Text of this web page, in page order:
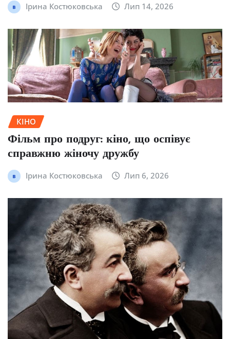
Ірина Костюковська Лип 14, 2026
КІНО
Фільм про подруг: кіно, що оспівує
справжню жіночу дружбу
Ірина Костюковська Лип 6, 2026